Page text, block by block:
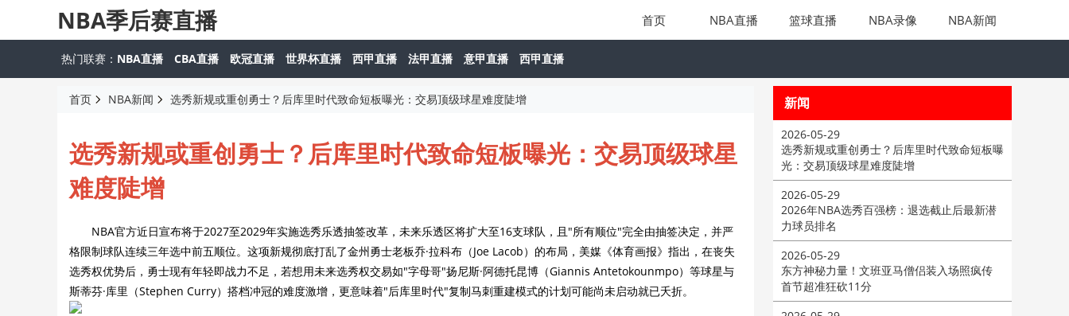
NBA季后赛直播 首页 NBA直播 篮球直播 NBA录像 NBA新闻
热门联赛： NBA直播 CBA直播 欧冠直播 世界杯直播 西甲直播 法甲直播 意甲直播 西甲直播
首页 NBA新闻 选秀新规或重创勇士？后库里时代致命短板曝光：交易顶级球星难度陡增
选秀新规或重创勇士？后库里时代致命短板曝光：交易顶级球星
难度陡增
NBA官方近日宣布将于2027至2029年实施选秀乐透抽签改革，未来乐透区将扩大至16支球队，且"所有顺位"完全由抽签决定，并严
格限制球队连续三年选中前五顺位。这项新规彻底打乱了金州勇士老板乔·拉科布（Joe Lacob）的布局，美媒《体育画报》指出，在丧失
选秀权优势后，勇士现有年轻即战力不足，若想用未来选秀权交易如"字母哥"扬尼斯·阿德托昆博（Giannis Antetokounmpo）等球星与
斯蒂芬·库里（Stephen Curry）搭档冲冠的难度激增，更意味着"后库里时代"复制马刺重建模式的计划可能尚未启动就已夭折。
新闻
2026-05-29
选秀新规或重创勇士？后库里时代致命短板曝
光：交易顶级球星难度陡增
2026-05-29
2026年NBA选秀百强榜：退选截止后最新潜
力球员排名
2026-05-29
东方神秘力量！文班亚马僧侣装入场照疯传
首节超准狂砍11分